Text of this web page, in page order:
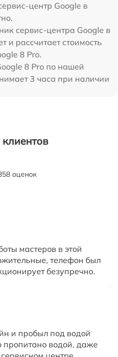
центр Google в
сервис-центра Google в
и рассчитает стоимость
8 Pro.
8 Pro по нашей
3 часа при наличии
оценок
мастеров в этой
телефон был
безупречно.
и пробыл под водой
пропитано водой, даже